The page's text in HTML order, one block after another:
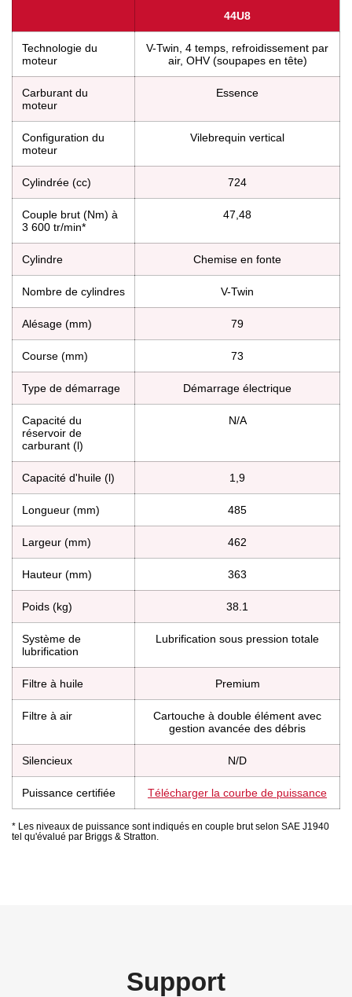
44U8
Technologie du
moteur
V-Twin, 4 temps, refroidissement par
air, OHV (soupapes en tête)
Carburant du
moteur
Essence
Configuration du
moteur
Vilebrequin vertical
Cylindrée (cc) 724
Couple brut (Nm) à
3 600 tr/min*
47,48
Cylindre Chemise en fonte
Nombre de cylindres V-Twin
Alésage (mm) 79
Course (mm) 73
Type de démarrage Démarrage électrique
Capacité du
réservoir de
carburant (l)
N/A
Capacité d'huile (l) 1,9
Longueur (mm) 485
Largeur (mm) 462
Hauteur (mm) 363
Poids (kg) 38.1
Système de
lubrification
Lubrification sous pression totale
Filtre à huile Premium
Filtre à air
Cartouche à double élément avec
gestion avancée des débris
Silencieux N/D
Puissance certifiée Télécharger la courbe de puissance
* Les niveaux de puissance sont indiqués en couple brut selon SAE J1940
tel qu'évalué par Briggs & Stratton.
Support